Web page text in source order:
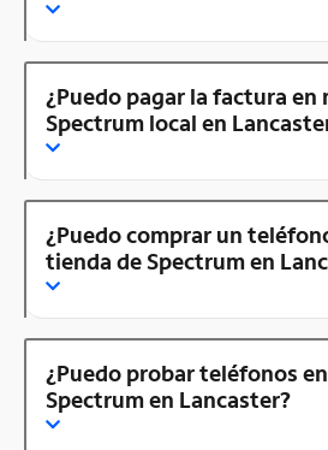
¿Puedo pagar la factura en
Spectrum local en
¿Puedo comprar un
tienda de Spectrum en
¿Puedo probar teléfonos
Spectrum en Lancaster?